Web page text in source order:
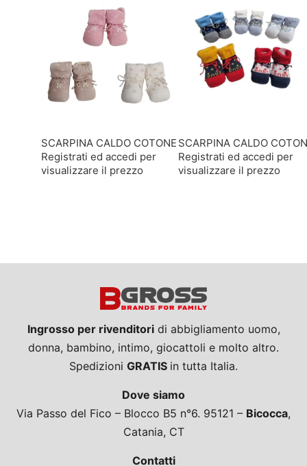
SCARPINA CALDO COTONE
Registrati ed accedi per
visualizzare il prezzo
SCARPINA CALDO
Registrati ed accedi per
visualizzare il prezzo
Ingrosso per rivenditoridi abbigliamento uomo,
donna, bambino, intimo, giocattoli e molto altro.
Spedizioni GRATIS in tutta Italia.
Dove siamo
Via Passo del Fico – Blocco B5 n°6. 95121 – Bicocca,
Catania, CT
Contatti